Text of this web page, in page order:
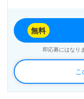
無料
即応募にはなり